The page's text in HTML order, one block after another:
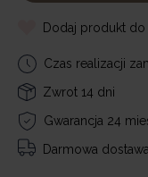
Dodaj produkt
Czas realizacji
Zwrot 14 dni
Gwarancja 24
Darmowa dostawa